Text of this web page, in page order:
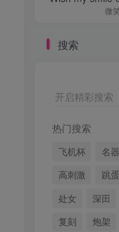
微
搜索
开启精彩搜索
热门搜索
飞机杯 名器
高刺激
跳蛋
处女
深田
复刻
炮架